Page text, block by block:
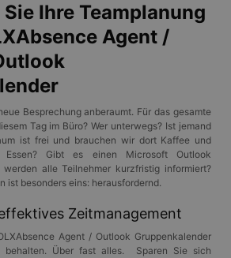
Ihre Teamplanung
Agent /
Besprechung anberaumt. Für das gesamte
Tag im Büro? Wer unterwegs? Ist jemand
ist frei und brauchen wir dort Kaffee und
Gibt es einen Microsoft Outlook
werden alle Teilnehmer kurzfristig informiert?
ist besonders eins: herausfordernd.
Zeitmanagement
Agent / Outlook Gruppenkalender
behalten. Über fast alles. Sparen Sie sich